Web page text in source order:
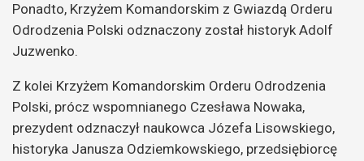
Ponadto, Krzyżem Komandorskim z Gwiazdą Orderu
Odrodzenia Polski odznaczony został historyk Adolf
Juzwenko.
Z kolei Krzyżem Komandorskim Orderu Odrodzenia
Polski, prócz wspomnianego Czesława Nowaka,
prezydent odznaczył naukowca Józefa Lisowskiego,
historyka Janusza Odziemkowskiego, przedsiębiorcę